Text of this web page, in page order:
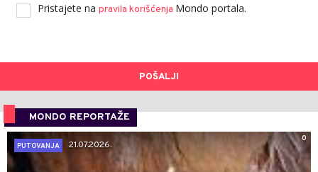
Pristajete na pravila korišćenja Mondo portala.
POŠALJI
MONDO REPORTAŽE
0
PUTOVANJA
21.07.2026.